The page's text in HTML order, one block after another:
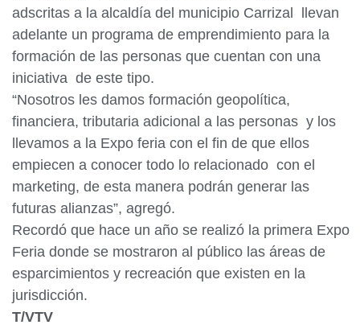
adscritas a la alcaldía del municipio Carrizal llevan
adelante un programa de emprendimiento para la
formación de las personas que cuentan con una
iniciativa de este tipo.
“Nosotros les damos formación geopolítica,
financiera, tributaria adicional a las personas y los
llevamos a la Expo feria con el fin de que ellos
empiecen a conocer todo lo relacionado con el
marketing, de esta manera podrán generar las
futuras alianzas”, agregó.
Recordó que hace un año se realizó la primera Expo
Feria donde se mostraron al público las áreas de
esparcimientos y recreación que existen en la
jurisdicción.
T/VTV